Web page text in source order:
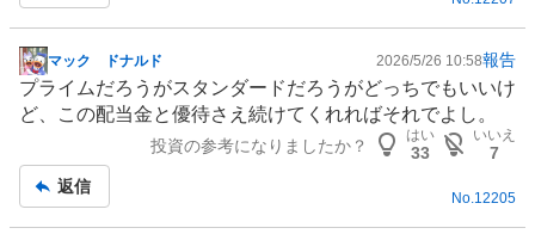
掲
示
板
マック ドナルド 2026/5/26 10:58報告
プライムだろうがスタンダードだろうがどっちでもいいけ
ど、この配当金と優待さえ続けてくれればそれでよし。
投資の参考になりましたか？
はい
33
いいえ
7
返信
No.12205